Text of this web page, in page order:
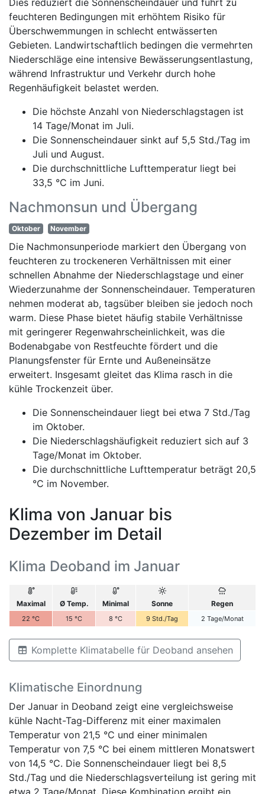
feuchteren Bedingungen mit erhöhtem Risiko für
Überschwemmungen in schlecht entwässerten
Gebieten. Landwirtschaftlich bedingen die vermehrten
Niederschläge eine intensive Bewässerungsentlastung,
während Infrastruktur und Verkehr durch hohe
Regenhäufigkeit belastet werden.
Die höchste Anzahl von Niederschlagstagen ist
14 Tage/Monat im Juli.
Die Sonnenscheindauer sinkt auf 5,5 Std./Tag im
Juli und August.
Die durchschnittliche Lufttemperatur liegt bei
33,5 °C im Juni.
Nachmonsun und Übergang
Oktober November
Die Nachmonsunperiode markiert den Übergang von
feuchteren zu trockeneren Verhältnissen mit einer
schnellen Abnahme der Niederschlagstage und einer
Wiederzunahme der Sonnenscheindauer. Temperaturen
nehmen moderat ab, tagsüber bleiben sie jedoch noch
warm. Diese Phase bietet häufig stabile Verhältnisse
mit geringerer Regenwahrscheinlichkeit, was die
Bodenabgabe von Restfeuchte fördert und die
Planungsfenster für Ernte und Außeneinsätze
erweitert. Insgesamt gleitet das Klima rasch in die
kühle Trockenzeit über.
Die Sonnenscheindauer liegt bei etwa 7 Std./Tag
im Oktober.
Die Niederschlagshäufigkeit reduziert sich auf 3
Tage/Monat im Oktober.
Die durchschnittliche Lufttemperatur beträgt 20,5
°C im November.
Klima von Januar bis
Dezember im Detail
Klima Deoband im Januar
Maximal Ø Temp. Minimal Sonne Regen
22 °C 15 °C 8 °C 9 Std./Tag 2 Tage/Monat
Komplette Klimatabelle für Deoband ansehen
Klimatische Einordnung
Der Januar in Deoband zeigt eine vergleichsweise
kühle Nacht-Tag-Differenz mit einer maximalen
Temperatur von 21,5 °C und einer minimalen
Temperatur von 7,5 °C bei einem mittleren Monatswert
von 14,5 °C. Die Sonnenscheindauer liegt bei 8,5
Std./Tag und die Niederschlagsverteilung ist gering mit
etwa 2 Tage/Monat. Diese Kombination ergibt ein